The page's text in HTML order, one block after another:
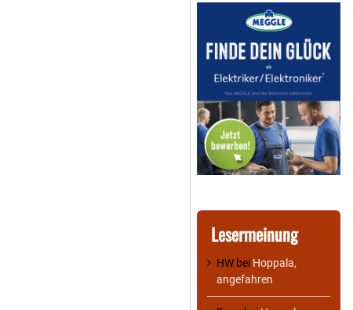
Lesermeinung
HW bei Hoppala,
angefahren